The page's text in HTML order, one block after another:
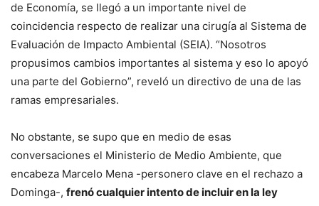
de Economía, se llegó a un importante nivel de
coincidencia respecto de realizar una cirugía al Sistema de
Evaluación de Impacto Ambiental (SEIA). “Nosotros
propusimos cambios importantes al sistema y eso lo apoyó
una parte del Gobierno”, reveló un directivo de una de las
ramas empresariales.
No obstante, se supo que en medio de esas
conversaciones el Ministerio de Medio Ambiente, que
encabeza Marcelo Mena -personero clave en el rechazo a
Dominga-, frenó cualquier intento de incluir en la ley